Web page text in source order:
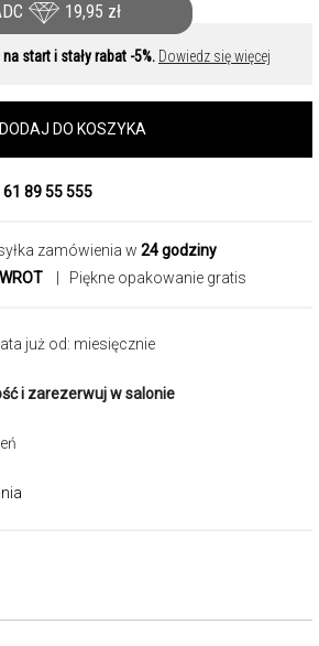
19,95 zł
na start i stały rabat -5%. Dowiedz się więcej
DODAJ DO KOSZYKA
61 89 55 555
zamówienia w 24 godziny
| Piękne opakowanie gratis
już od: miesięcznie
i zarezerwuj w salonie